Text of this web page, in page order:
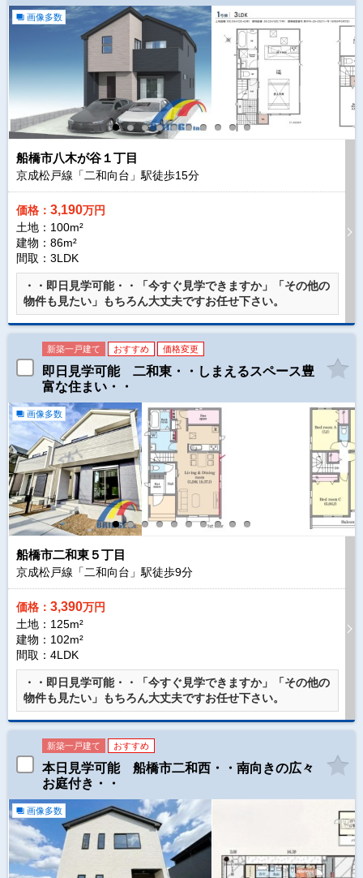
画像多数
船橋市八木が谷１丁目
京成松戸線「二和向台」駅徒歩15分
価格： 3,190万円
土地：100m²
建物：86m²
間取：3LDK
・・即日見学可能・・「今すぐ見学できますか」「その他の
物件も見たい」もちろん大丈夫ですお任せ下さい。
新築一戸建て おすすめ 価格変更
即日見学可能 二和東・・しまえるスペース豊
富な住まい・・
画像多数
船橋市二和東５丁目
京成松戸線「二和向台」駅徒歩9分
価格： 3,390万円
土地：125m²
建物：102m²
間取：4LDK
・・即日見学可能・・「今すぐ見学できますか」「その他の
物件も見たい」もちろん大丈夫ですお任せ下さい。
新築一戸建て おすすめ
本日見学可能 船橋市二和西・・南向きの広々
お庭付き・・
画像多数